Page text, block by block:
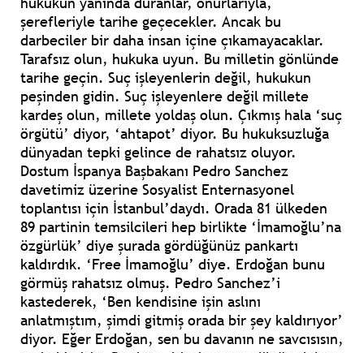
şerefleriyle tarihe geçecekler. Ancak bu
darbeciler bir daha insan içine çıkamayacaklar.
Tarafsız olun, hukuka uyun. Bu milletin gönlünde
tarihe geçin. Suç işleyenlerin değil, hukukun
peşinden gidin. Suç işleyenlere değil millete
kardeş olun, millete yoldaş olun. Çıkmış hala ‘suç
örgütü’ diyor, ‘ahtapot’ diyor. Bu hukuksuzluğa
dünyadan tepki gelince de rahatsız oluyor.
Dostum İspanya Başbakanı Pedro Sanchez
davetimiz üzerine Sosyalist Enternasyonel
toplantısı için İstanbul’daydı. Orada 81 ülkeden
89 partinin temsilcileri hep birlikte ‘İmamoğlu’na
özgürlük’ diye şurada gördüğünüz pankartı
kaldırdık. ‘Free İmamoğlu’ diye. Erdoğan bunu
görmüş rahatsız olmuş. Pedro Sanchez’i
kastederek, ‘Ben kendisine işin aslını
anlatmıştım, şimdi gitmiş orada bir şey kaldırıyor’
diyor. Eğer Erdoğan, sen bu davanın ne savcısısın,